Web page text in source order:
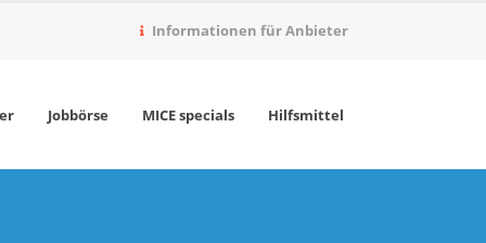
Informationen für Anbieter
Jobbörse MICE specials Hilfsmittel